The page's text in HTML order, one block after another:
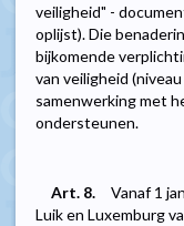
veiligheid" -
oplijst). Die
bijkomende
van veiligheid
samenwerking met
ondersteunen.
Art. 8.
Vanaf 1
Luik en Luxemburg